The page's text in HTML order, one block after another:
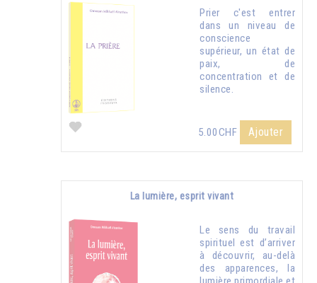
Prier c'est entrer
dans un niveau de
conscience
supérieur, un état de
paix, de
concentration et de
silence.
5.00CHF Ajouter
La lumière, esprit vivant
Le sens du travail
spirituel est d’arriver
à découvrir, au-delà
des apparences, la